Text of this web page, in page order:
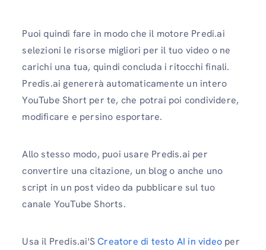
Puoi quindi fare in modo che il motore Predi.ai
selezioni le risorse migliori per il tuo video o ne
carichi una tua, quindi concluda i ritocchi finali.
Predis.ai genererà automaticamente un intero
YouTube Short per te, che potrai poi condividere,
modificare e persino esportare.
Allo stesso modo, puoi usare Predis.ai per
convertire una citazione, un blog o anche uno
script in un post video da pubblicare sul tuo
canale YouTube Shorts.
Usa il Predis.ai'SCreatore di testo AI in video per